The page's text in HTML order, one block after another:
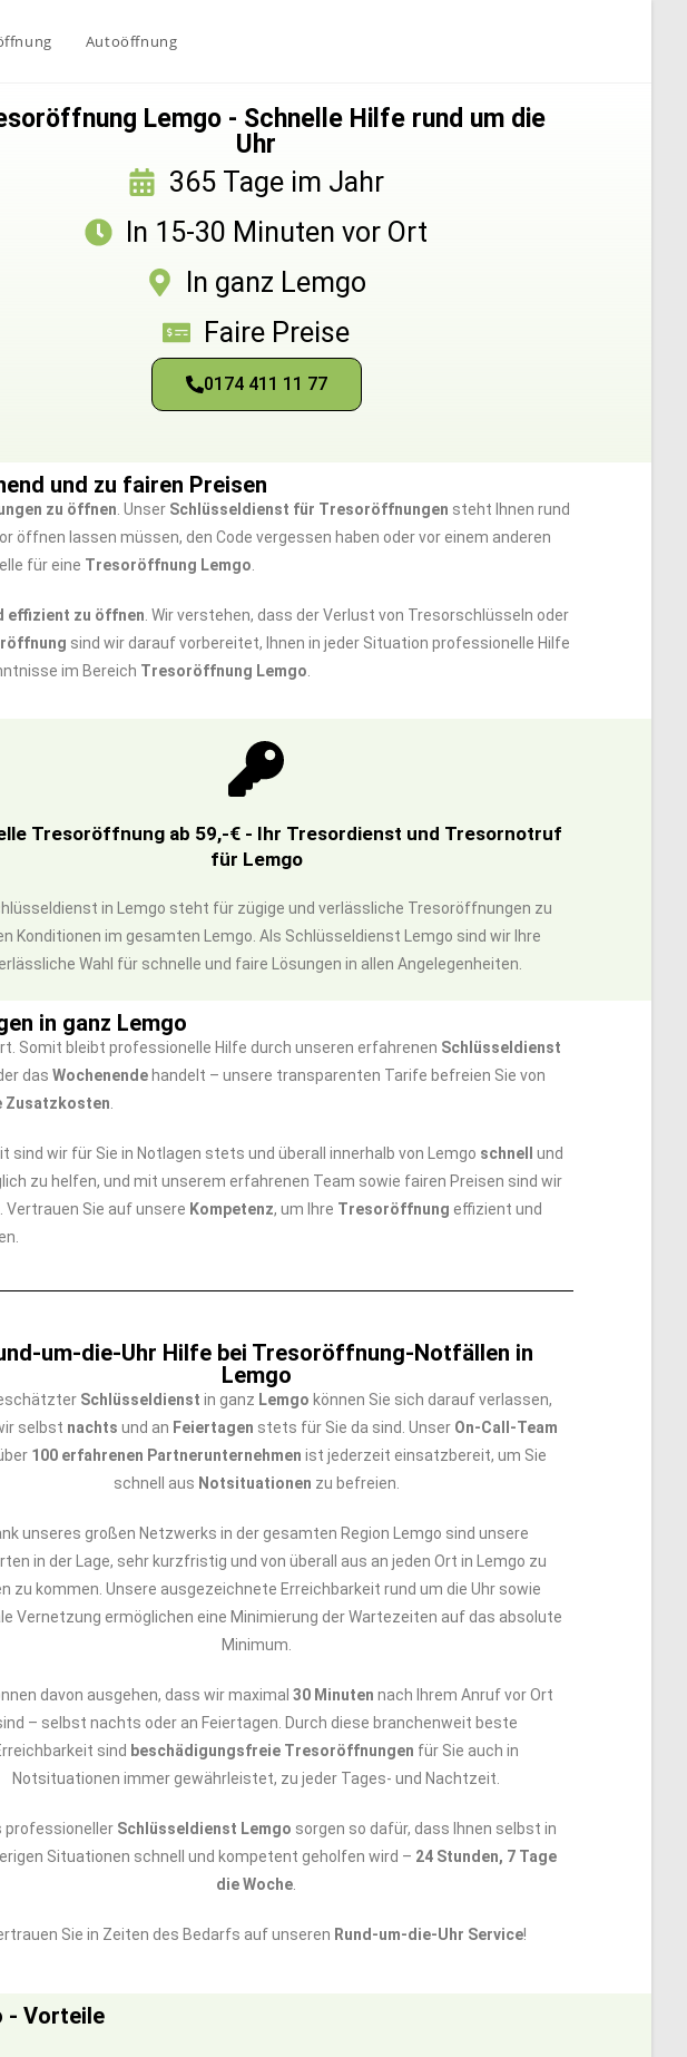
Autoöffnung
Lemgo - Schnelle Hilfe rund um die
Uhr
365 Tage im Jahr
In 15-30 Minuten vor Ort
In ganz Lemgo
Faire Preise
0174 411 11 77
und zu fairen Preisen
zu öffnen . Unser Schlüsseldienst für Tresoröffnungen steht Ihnen rund
öffnen lassen müssen, den Code vergessen haben oder vor einem anderen
für eine Tresoröffnung Lemgo
effizient zu öffnen . Wir verstehen, dass der Verlust von Tresorschlüsseln oder
sind wir darauf vorbereitet, Ihnen in jeder Situation professionelle Hilfe
im Bereich Tresoröffnung Lemgo
Tresoröffnung ab 59,-€ - Ihr Tresordienst und Tresornotruf
für Lemgo
in Lemgo steht für zügige und verlässliche Tresoröffnungen zu
Konditionen im gesamten Lemgo. Als Schlüsseldienst Lemgo sind wir Ihre
Wahl für schnelle und faire Lösungen in allen Angelegenheiten.
in ganz Lemgo
Somit bleibt professionelle Hilfe durch unseren erfahrenen Schlüsseldienst
das Wochenende handelt – unsere transparenten Tarife befreien Sie von
Zusatzkosten
sind wir für Sie in Notlagen stets und überall innerhalb von Lemgo schnell
und
zu helfen, und mit unserem erfahrenen Team sowie fairen Preisen sind wir
. Vertrauen Sie auf unsere Kompetenz, um Ihre Tresoröffnung effizient und
um-die-Uhr Hilfe bei Tresoröffnung-Notfällen in
Lemgo
Schlüsseldienst in ganz Lemgo können Sie sich darauf verlassen,
selbst nachts und an Feiertagen stets für Sie da sind. Unser On-Call-Team
100 erfahrenen Partnerunternehmen ist jederzeit einsatzbereit, um Sie
schnell aus Notsituationen zu befreien.
unseres großen Netzwerks in der gesamten Region Lemgo sind unsere
in der Lage, sehr kurzfristig und von überall aus an jeden Ort in Lemgo zu
zu kommen. Unsere ausgezeichnete Erreichbarkeit rund um die Uhr sowie
Vernetzung ermöglichen eine Minimierung der Wartezeiten auf das absolute
Minimum.
davon ausgehen, dass wir maximal 30 Minuten nach Ihrem Anruf vor Ort
– selbst nachts oder an Feiertagen. Durch diese branchenweit beste
sind beschädigungsfreie Tresoröffnungen für Sie auch in
Notsituationen immer gewährleistet, zu jeder Tages- und Nachtzeit.
professioneller Schlüsseldienst Lemgo sorgen so dafür, dass Ihnen selbst in
Situationen schnell und kompetent geholfen wird – 24 Stunden, 7 Tage
die Woche
Sie in Zeiten des Bedarfs auf unseren Rund-um-die-Uhr Service!
- Vorteile